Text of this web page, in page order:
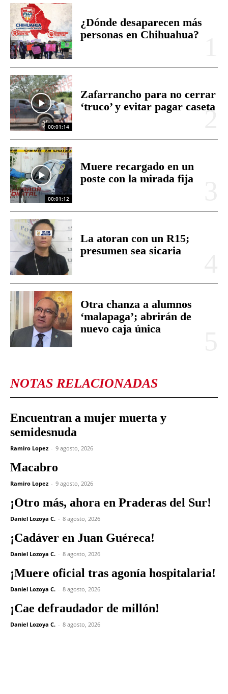
¿Dónde desaparecen más
personas en Chihuahua?
00:01:14
Zafarrancho para no cerrar
‘truco’ y evitar pagar caseta
00:01:12
Muere recargado en un
poste con la mirada fija
La atoran con un R15;
presumen sea sicaria
Otra chanza a alumnos
‘malapaga’; abrirán de
nuevo caja única
NOTAS RELACIONADAS
Encuentran a mujer muerta y
semidesnuda
Ramiro Lopez - 9 agosto, 2026
Macabro
Ramiro Lopez - 9 agosto, 2026
¡Otro más, ahora en Praderas del Sur!
Daniel Lozoya C. - 8 agosto, 2026
¡Cadáver en Juan Guéreca!
Daniel Lozoya C. - 8 agosto, 2026
¡Muere oficial tras agonía hospitalaria!
Daniel Lozoya C. - 8 agosto, 2026
¡Cae defraudador de millón!
Daniel Lozoya C. - 8 agosto, 2026